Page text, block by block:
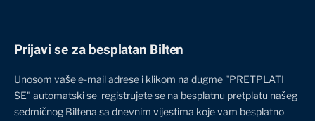
Prijavi se za besplatan Bilten
Unosom vaše e-mail adrese i klikom na dugme "PRETPLATI
SE" automatski se registrujete se na besplatnu pretplatu našeg
sedmičnog Biltena sa dnevnim vijestima koje vam besplatno